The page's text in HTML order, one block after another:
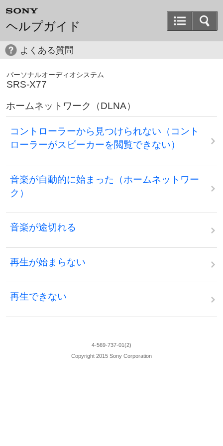
ヘルプガイド
よくある質問
パーソナルオーディオシステム
SRS-X77
ホームネットワーク（DLNA）
コントローラーから見つけられない（コント
ローラーがスピーカーを閲覧できない）
音楽が自動的に始まった（ホームネットワー
ク）
音楽が途切れる
再生が始まらない
再生できない
4-569-737-01(2)
Copyright 2015 Sony Corporation